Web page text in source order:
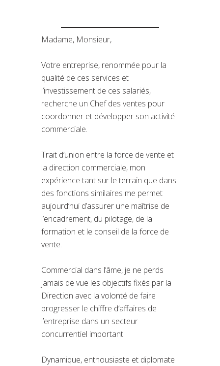
Madame, Monsieur,
Votre entreprise, renommée pour la
qualité de ces services et
l’investissement de ces salariés,
recherche un Chef des ventes pour
coordonner et développer son activité
commerciale.
Trait d’union entre la force de vente et
la direction commerciale, mon
expérience tant sur le terrain que dans
des fonctions similaires me permet
aujourd’hui d’assurer une maîtrise de
l’encadrement, du pilotage, de la
formation et le conseil de la force de
vente.
Commercial dans l’âme, je ne perds
jamais de vue les objectifs fixés par la
Direction avec la volonté de faire
progresser le chiffre d’affaires de
l’entreprise dans un secteur
concurrentiel important.
Dynamique, enthousiaste et diplomate